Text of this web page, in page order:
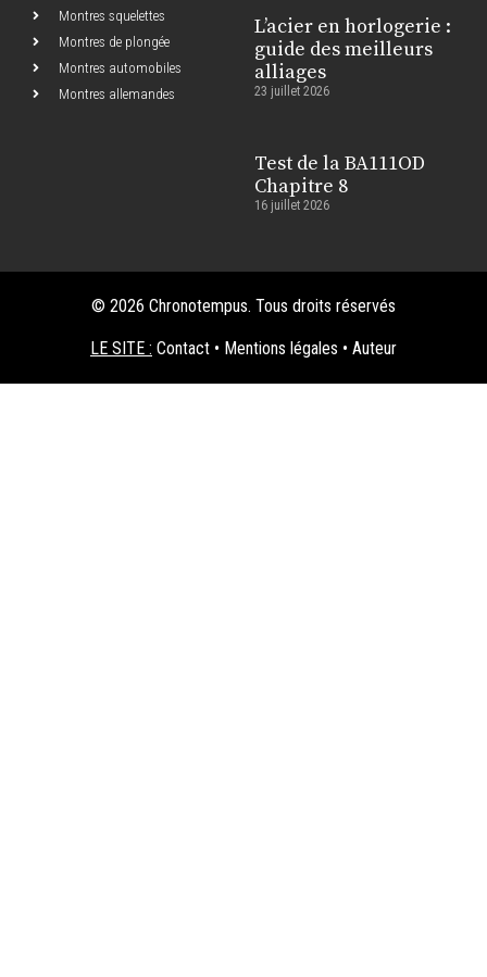
Montres squelettes
Montres de plongée
Montres automobiles
Montres allemandes
L’acier en horlogerie :
guide des meilleurs
alliages
23 juillet 2026
Test de la BA111OD
Chapitre 8
16 juillet 2026
© 2026 Chronotempus. Tous droits réservés
LE SITE : Contact • Mentions légales • Auteur